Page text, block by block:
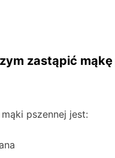
zastąpić
pszennej jest: